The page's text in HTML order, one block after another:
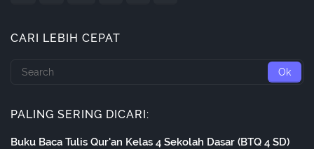
CARI LEBIH CEPAT
PALING SERING DICARI:
Buku Baca Tulis Qur'an Kelas 4 Sekolah Dasar (BTQ 4 SD)